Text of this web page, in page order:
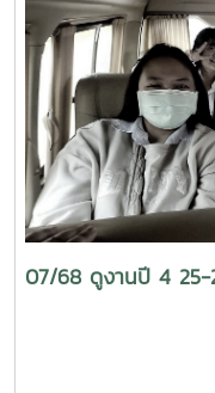
07/68 ดูงานปี 4